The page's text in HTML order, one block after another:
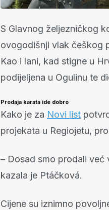
S Glavnog željezničkog
ovogodišnji vlak češkog
Kao i lani, kad stigne u
podijeljena u Ogulinu te
Prodaja karata ide dobro
Kako je za Novi list
projekata u Regiojetu,
– Dosad smo prodali već
kazala je Ptáčková.
Cijene su iznimno